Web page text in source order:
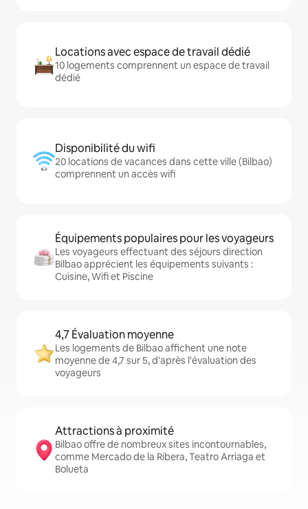
Locations avec espace de travail dédié
10 logements comprennent un espace de travail
dédié
Disponibilité du wifi
20 locations de vacances dans cette ville (Bilbao)
comprennent un accès wifi
Équipements populaires pour les voyageurs
Les voyageurs effectuant des séjours direction
Bilbao apprécient les équipements suivants :
Cuisine, Wifi et Piscine
4,7 Évaluation moyenne
Les logements de Bilbao affichent une note
moyenne de 4,7 sur 5, d'après l'évaluation des
voyageurs
Attractions à proximité
Bilbao offre de nombreux sites incontournables,
comme Mercado de la Ribera, Teatro Arriaga et
Bolueta